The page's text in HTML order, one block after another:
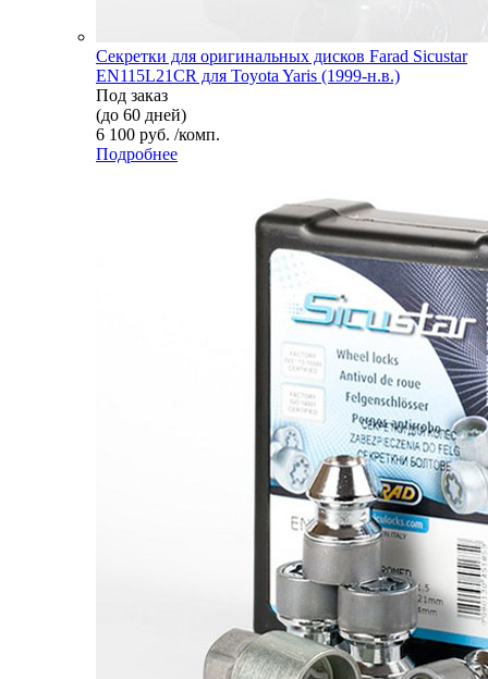
Секретки для оригинальных дисков Farad Sicustar
EN115L21CR для Toyota Yaris (1999-н.в.)
Под заказ
(до 60 дней)
6 100 руб. /комп.
Подробнее